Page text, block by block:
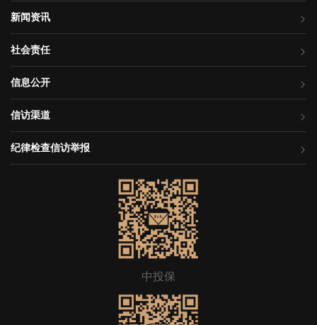
新闻资讯
社会责任
信息公开
信访渠道
纪律检查信访举报
中投保